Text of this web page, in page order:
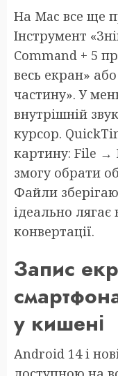
На Mac все ще
Інструмент
Command + 5
весь екран»
частину». У
внутрішній
курсор.
картину: File →
змогу обрати
Файли
ідеально лягає
конвертації.
Запис
у кишені
Android 14 і